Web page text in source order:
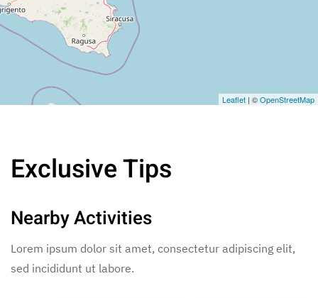
Leaflet | ©OpenStreetMap
Exclusive Tips
Nearby Activities
Lorem ipsum dolor sit amet, consectetur adipiscing elit,
sed incididunt ut labore.